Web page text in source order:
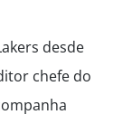
desde
chefe do